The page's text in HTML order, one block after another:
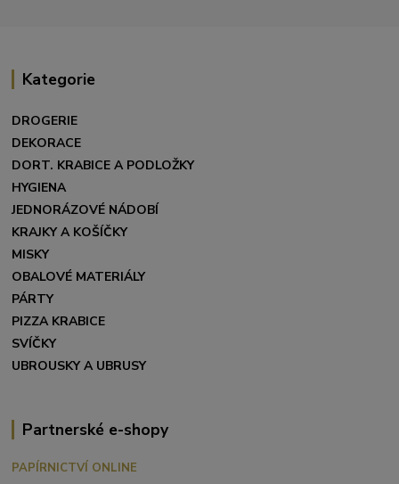
Kategorie
DROGERIE
DEKORACE
DORT. KRABICE A PODLOŽKY
HYGIENA
JEDNORÁZOVÉ NÁDOBÍ
KRAJKY A KOŠÍČKY
MISKY
OBALOVÉ MATERIÁLY
PÁRTY
PIZZA KRABICE
SVÍČKY
UBROUSKY A UBRUSY
Partnerské e-shopy
PAPÍRNICTVÍ ONLINE